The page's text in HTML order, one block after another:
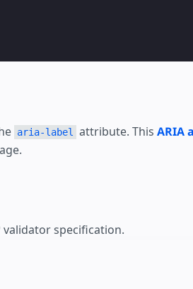
aria-label attribute. This ARIA
specification.